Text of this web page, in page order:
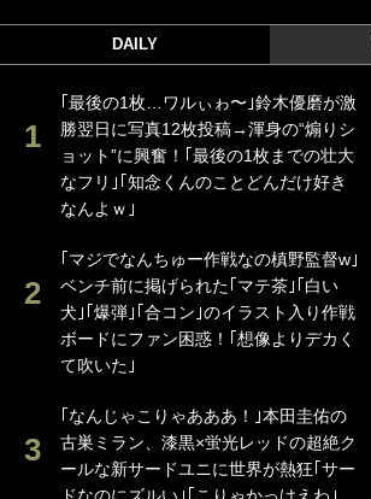
DAILY
｢最後の1枚…ワルぃゎ〜｣鈴木優磨が激
勝翌日に写真12枚投稿→渾身の“煽りシ
ョット”に興奮！｢最後の1枚までの壮大
なフリ｣｢知念くんのことどんだけ好き
なんよｗ｣
｢マジでなんちゅー作戦なの槙野監督w｣
ベンチ前に掲げられた｢マテ茶｣｢白い
犬｣｢爆弾｣｢合コン｣のイラスト入り作戦
ボードにファン困惑！｢想像よりデカく
て吹いた｣
｢なんじゃこりゃあああ！｣本田圭佑の
古巣ミラン、漆黒×蛍光レッドの超絶ク
ールな新サードユニに世界が熱狂｢サー